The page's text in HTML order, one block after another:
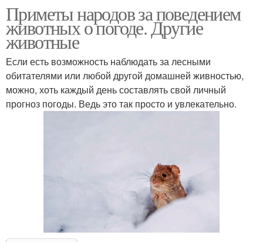
Приметы народов за поведением
животных о погоде. Другие
животные
Если есть возможность наблюдать за лесными
обитателями или любой другой домашней живностью,
можно, хоть каждый день составлять свой личный
прогноз погоды. Ведь это так просто и увлекательно.